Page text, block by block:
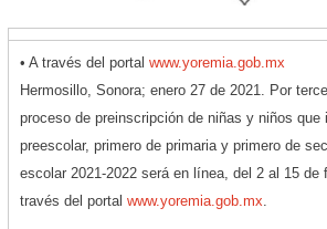
• A través del portal www.yoremia.gob.mx
Hermosillo, Sonora; enero 27 de 2021. Por
proceso de preinscripción de niñas y niños que
preescolar, primero de primaria y primero de
escolar 2021-2022 será en línea, del 2 al 15 de
través del portal www.yoremia.gob.mx